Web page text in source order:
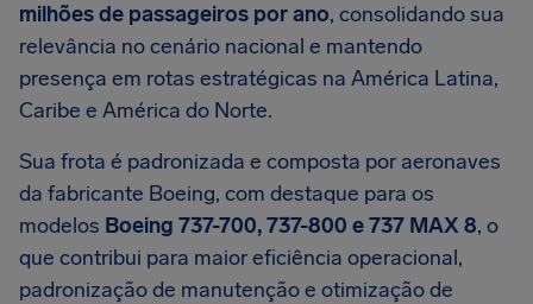
milhões de passageiros por ano, consolidando sua
relevância no cenário nacional e mantendo
presença em rotas estratégicas na América Latina,
Caribe e América do Norte.
Sua frota é padronizada e composta por aeronaves
da fabricante Boeing, com destaque para os
modelos Boeing 737-700, 737-800 e 737 MAX 8, o
que contribui para maior eficiência operacional,
padronização de manutenção e otimização de